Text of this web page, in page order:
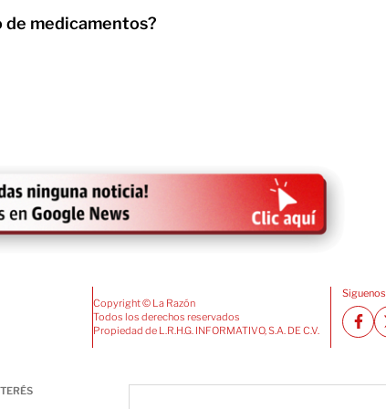
de medicamentos?
Copyright © La Razón
Todos los derechos reservados
Propiedad de L.R.H.G. INFORMATIVO, S.A. DE C.V.